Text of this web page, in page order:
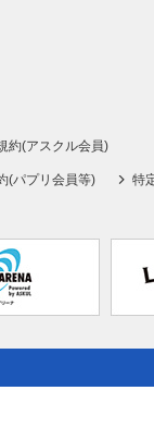
約(アスクル会員)
(パプリ会員等) 特